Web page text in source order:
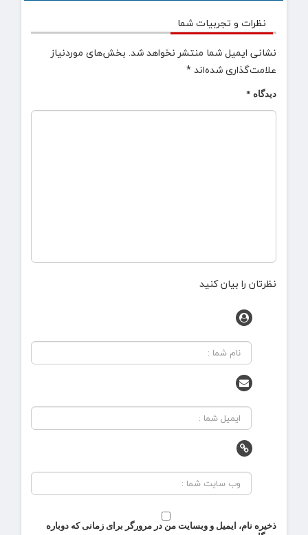
نظرات و تجربیات شما
نشانی ایمیل شما منتشر نخواهد شد. بخش‌های موردنیاز
علامت‌گذاری شده‌اند*
دیدگاه *
نظرتان را بیان کنید
ذخیره نام، ایمیل و وبسایت من در مرورگر برای زمانی که دوباره